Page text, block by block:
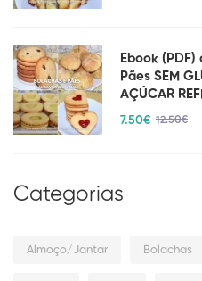
Ebook
Pães SEM
AÇÚCAR
7.50€ 12.50€
Categorias
Almoço/Jantar Bolachas